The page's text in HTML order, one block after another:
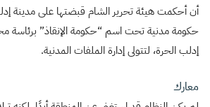
أن أحكمت هيئة تحرير الشام قبضتها على مدينة
حكومة مدنية تحت اسم “حكومة الإنقاذ” برئاسة
إدلب الحرة، لتتولى إدارة الملفات المدنية.
معارك